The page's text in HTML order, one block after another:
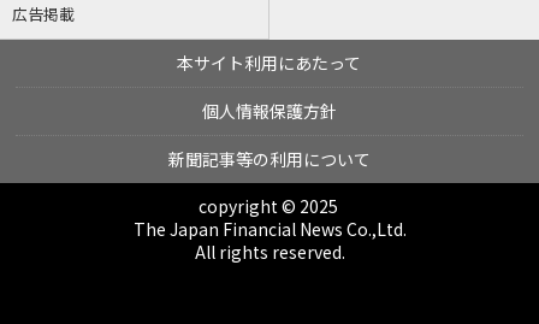
広告掲載
本サイト利用にあたって
個人情報保護方針
新聞記事等の利用について
copyright © 2025
The Japan Financial News Co.,Ltd.
All rights reserved.